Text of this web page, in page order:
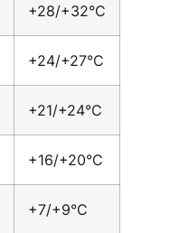
+28/+32°C
+24/+27°C
+21/+24°C
+16/+20°C
+7/+9°C